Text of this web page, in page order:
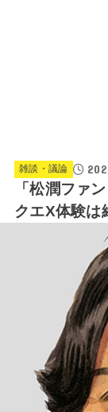
雑談・議論
「松潤ファ
クエX体験は